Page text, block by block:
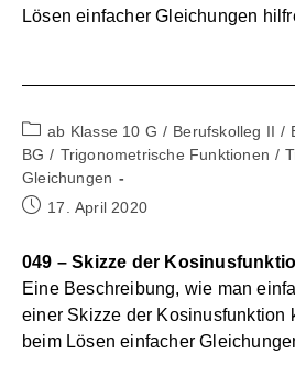
Lösen einfacher Gleichungen
Beitrags-
Kategorie:
ab Klasse 10 G / Berufskolleg II /
BG / Trigonometrische Funktionen /
Gleichungen
Beitrag17. April 2020
049 – Skizze der
Eine Beschreibung, wie man
einer Skizze der Kosinusfunktion
beim Lösen einfacher